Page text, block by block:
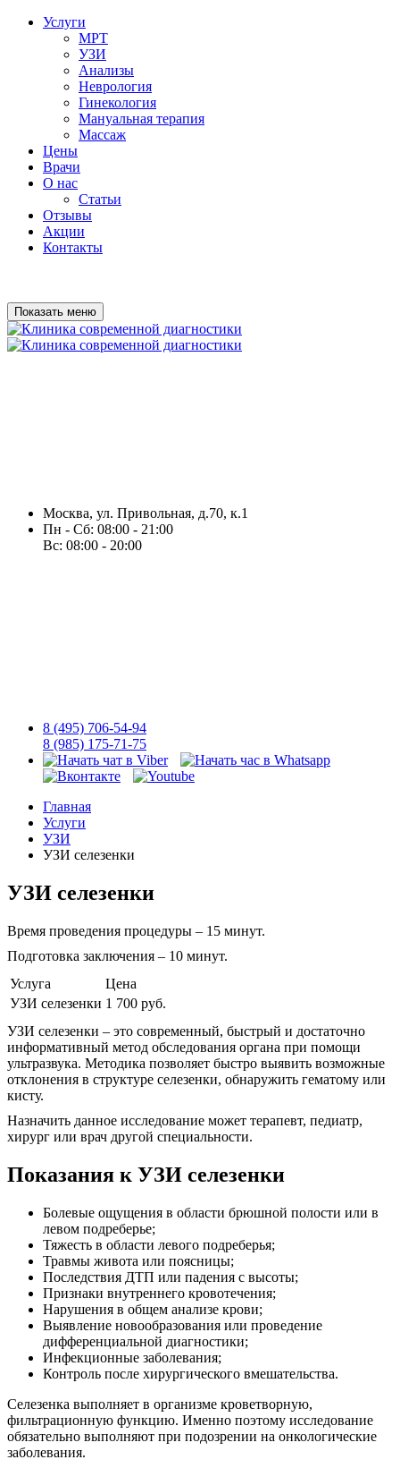
Услуги
МРТ
УЗИ
Анализы
Неврология
Гинекология
Мануальная терапия
Массаж
Цены
Врачи
О нас
Статьи
Отзывы
Акции
Контакты
Показать меню
Москва, ул. Привольная, д.70, к.1
Пн - Сб: 08:00 - 21:00
Вс: 08:00 - 20:00
8 (495) 706-54-94
8 (985) 175-71-75
Главная
Услуги
УЗИ
УЗИ селезенки
УЗИ селезенки
Время проведения процедуры – 15 минут.
Подготовка заключения – 10 минут.
Услуга
Цена
УЗИ селезенки 1 700 руб.
УЗИ селезенки – это современный, быстрый и достаточно
информативный метод обследования органа при помощи
ультразвука. Методика позволяет быстро выявить возможные
отклонения в структуре селезенки, обнаружить гематому или
кисту.
Назначить данное исследование может терапевт, педиатр,
хирург или врач другой специальности.
Показания к УЗИ селезенки
Болевые ощущения в области брюшной полости или в
левом подреберье;
Тяжесть в области левого подреберья;
Травмы живота или поясницы;
Последствия ДТП или падения с высоты;
Признаки внутреннего кровотечения;
Нарушения в общем анализе крови;
Выявление новообразования или проведение
дифференциальной диагностики;
Инфекционные заболевания;
Контроль после хирургического вмешательства.
Селезенка выполняет в организме кроветворную,
фильтрационную функцию. Именно поэтому исследование
обязательно выполняют при подозрении на онкологические
заболевания.